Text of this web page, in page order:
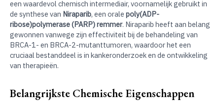
een waardevol chemisch intermediair, voornamelijk gebruikt in
de synthese van Niraparib, een orale poly(ADP-
ribose)polymerase (PARP) remmer. Niraparib heeft aan belang
gewonnen vanwege zijn effectiviteit bij de behandeling van
BRCA-1- en BRCA-2-mutanttumoren, waardoor het een
cruciaal bestanddeel is in kankeronderzoek en de ontwikkeling
van therapieën.
Belangrijkste Chemische Eigenschappen